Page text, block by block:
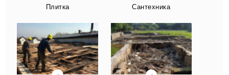
Плитка Сантехника